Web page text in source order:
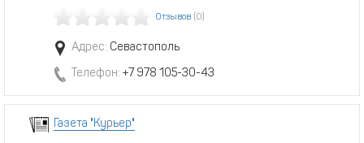
Отзывов (0)
Адрес: Севастополь
Телефон: +7 978 105-30-43
Газета "Курьер"